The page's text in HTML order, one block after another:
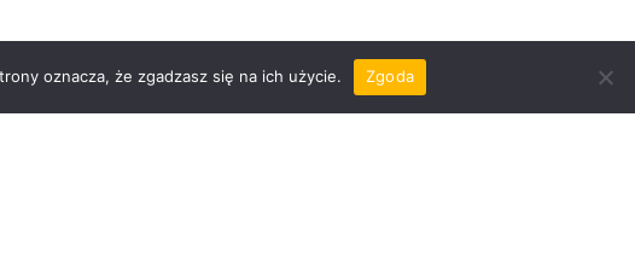
oznacza, że zgadzasz się na ich użycie. Zgoda